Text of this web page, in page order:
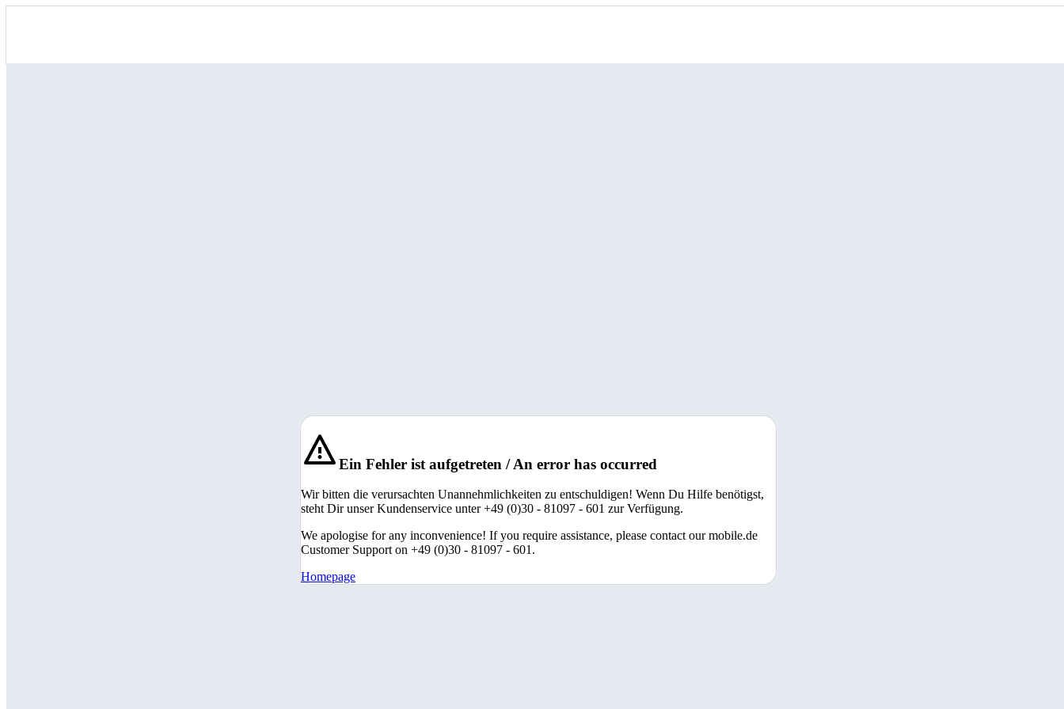
Ein Fehler ist aufgetreten / An error has occurred
Wir bitten die verursachten Unannehmlichkeiten zu entschuldigen! Wenn Du Hilfe benötigst,
steht Dir unser Kundenservice unter +49 (0)30 - 81097 - 601 zur Verfügung.
We apologise for any inconvenience! If you require assistance, please contact our mobile.de
Customer Support on +49 (0)30 - 81097 - 601.
Homepage